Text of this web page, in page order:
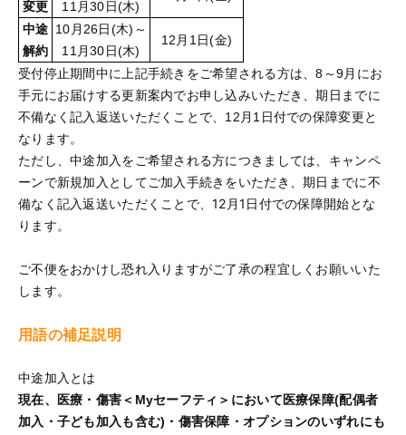
変更 11月30日(木)
中途
解約
10月26日(木)～
11月30日(木)
12月1日(金)
受付停止期間中に上記手続きをご希望される方は、8～9月にお
手元にお届けする更新案内でお申し込みいただき、期日までに
不備なく記入返送いただくことで、12月1日付での保障変更と
なります。
ただし、中途加入をご希望される方につきましては、キャンペ
ーンで新規加入としてご加入手続きをいただき、期日までに不
備なく記入返送いただくことで、12月1日付での保障開始とな
ります。
ご不便をおかけし恐れ入りますがご了承の程宜しくお願いいた
します。
用語の補足説明
中途加入とは
現在、医療・傷害＜Myセーフティ＞において医療保障(配偶者
加入・子ども加入も含む)・傷害保障・オプションのいずれにも